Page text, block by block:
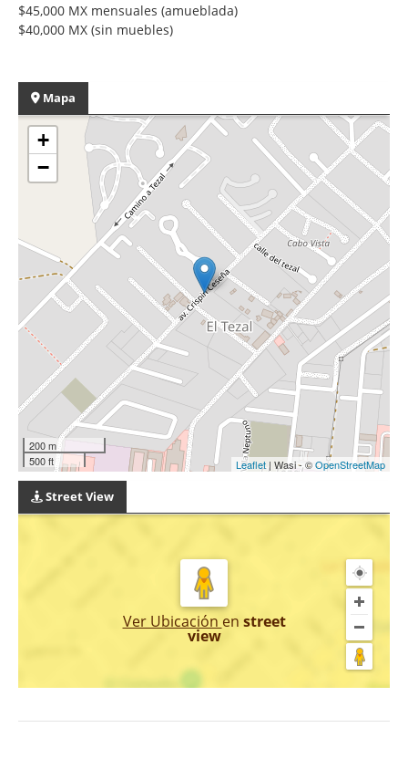
$45,000 MX mensuales (amueblada)
$40,000 MX (sin muebles)
Mapa
+
−
200 m
500 ft
Leaflet | Wasi - ©OpenStreetMap
Street View
Ver Ubicación en street
view